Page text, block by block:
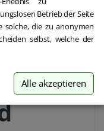
Betrieb der Seite
solche, die zu anonymen
selbst, welche der
Alle akzeptieren